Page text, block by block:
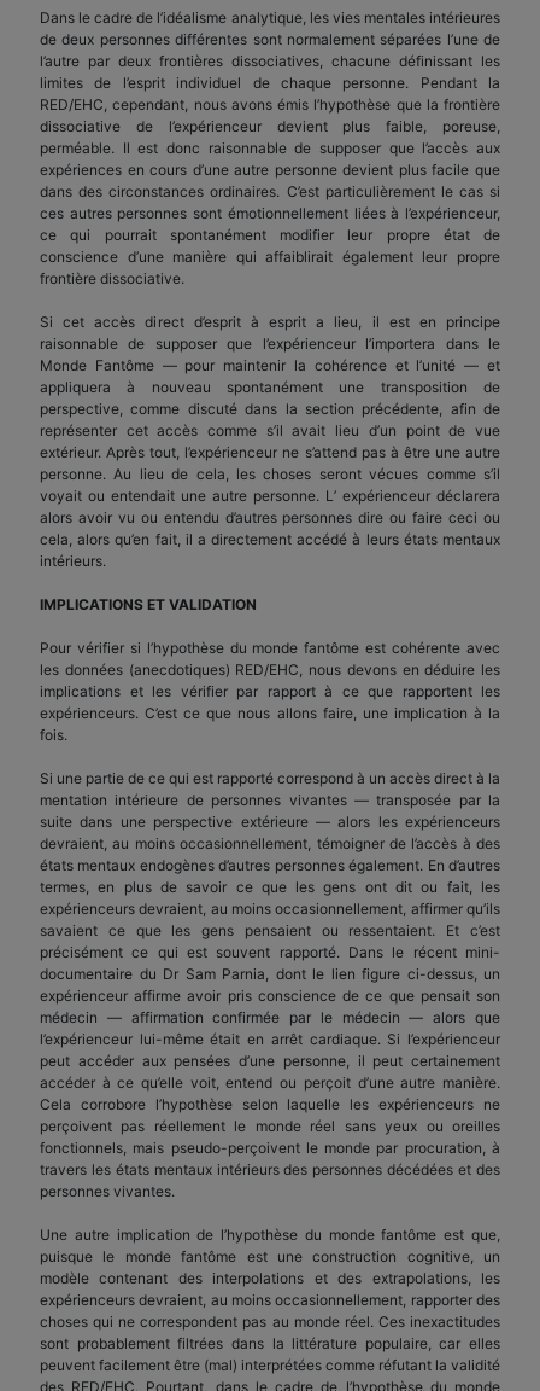
Dans le cadre de l’idéalisme analytique, les vies mentales intérieures
de deux personnes différentes sont normalement séparées l’une de
l’autre par deux frontières dissociatives, chacune définissant les
limites de l’esprit individuel de chaque personne. Pendant la
RED/EHC, cependant, nous avons émis l’hypothèse que la frontière
dissociative de l’expérienceur devient plus faible, poreuse,
perméable. Il est donc raisonnable de supposer que l’accès aux
expériences en cours d’une autre personne devient plus facile que
dans des circonstances ordinaires. C’est particulièrement le cas si
ces autres personnes sont émotionnellement liées à l’expérienceur,
ce qui pourrait spontanément modifier leur propre état de
conscience d’une manière qui affaiblirait également leur propre
frontière dissociative.
Si cet accès direct d’esprit à esprit a lieu, il est en principe
raisonnable de supposer que l’expérienceur l’importera dans le
Monde Fantôme — pour maintenir la cohérence et l’unité — et
appliquera à nouveau spontanément une transposition de
perspective, comme discuté dans la section précédente, afin de
représenter cet accès comme s’il avait lieu d’un point de vue
extérieur. Après tout, l’expérienceur ne s’attend pas à être une autre
personne. Au lieu de cela, les choses seront vécues comme s’il
voyait ou entendait une autre personne. L’ expérienceur déclarera
alors avoir vu ou entendu d’autres personnes dire ou faire ceci ou
cela, alors qu’en fait, il a directement accédé à leurs états mentaux
intérieurs.
IMPLICATIONS ET VALIDATION
Pour vérifier si l’hypothèse du monde fantôme est cohérente avec
les données (anecdotiques) RED/EHC, nous devons en déduire les
implications et les vérifier par rapport à ce que rapportent les
expérienceurs. C’est ce que nous allons faire, une implication à la
fois.
Si une partie de ce qui est rapporté correspond à un accès direct à la
mentation intérieure de personnes vivantes — transposée par la
suite dans une perspective extérieure — alors les expérienceurs
devraient, au moins occasionnellement, témoigner de l’accès à des
états mentaux endogènes d’autres personnes également. En d’autres
termes, en plus de savoir ce que les gens ont dit ou fait, les
expérienceurs devraient, au moins occasionnellement, affirmer qu’ils
savaient ce que les gens pensaient ou ressentaient. Et c’est
précisément ce qui est souvent rapporté. Dans le récent mini-
documentaire du Dr Sam Parnia, dont le lien figure ci-dessus, un
expérienceur affirme avoir pris conscience de ce que pensait son
médecin — affirmation confirmée par le médecin — alors que
l’expérienceur lui-même était en arrêt cardiaque. Si l’expérienceur
peut accéder aux pensées d’une personne, il peut certainement
accéder à ce qu’elle voit, entend ou perçoit d’une autre manière.
Cela corrobore l’hypothèse selon laquelle les expérienceurs ne
perçoivent pas réellement le monde réel sans yeux ou oreilles
fonctionnels, mais pseudo-perçoivent le monde par procuration, à
travers les états mentaux intérieurs des personnes décédées et des
personnes vivantes.
Une autre implication de l’hypothèse du monde fantôme est que,
puisque le monde fantôme est une construction cognitive, un
modèle contenant des interpolations et des extrapolations, les
expérienceurs devraient, au moins occasionnellement, rapporter des
choses qui ne correspondent pas au monde réel. Ces inexactitudes
sont probablement filtrées dans la littérature populaire, car elles
peuvent facilement être (mal) interprétées comme réfutant la validité
des RED/EHC. Pourtant, dans le cadre de l’hypothèse du monde